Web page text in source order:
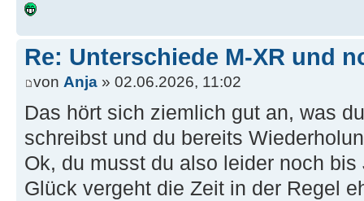
Re: Unterschiede M-XR und
von Anja » 02.06.2026, 11:02
Das hört sich ziemlich gut an, was
schreibst und du bereits
Ok, du musst du also leider noch
Glück vergeht die Zeit in der Regel